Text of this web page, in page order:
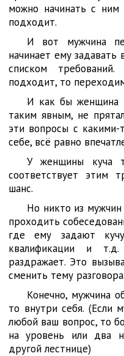
можно начинать с ним
подходит.
И вот мужчина
начинает ему
списком
подходит, то
И как бы женщина
таким явным, не
эти вопросы с какими-
себе, всё равно
У женщины куча
соответствует этим
шанс.
Но никто из
проходить
где ему задают
квалификации и
раздражает. Это
сменить тему разговора.
Конечно, мужчина
то внутри себя. (Если
любой ваш вопрос, то
на уровень или два
другой лестнице)